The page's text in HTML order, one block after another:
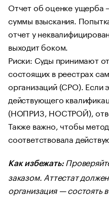
Отчет об оценке ущерба
суммы взыскания.
отчет у
выходит боком.
Риски: Суды принимают
состоящих в реестрах
организаций (СРО). Если
действующего
(НОПРИЗ, НОСТРОЙ),
Также важно, чтобы
соответствовала
Как избежать:
заказом. Аттестат
организация — состоять